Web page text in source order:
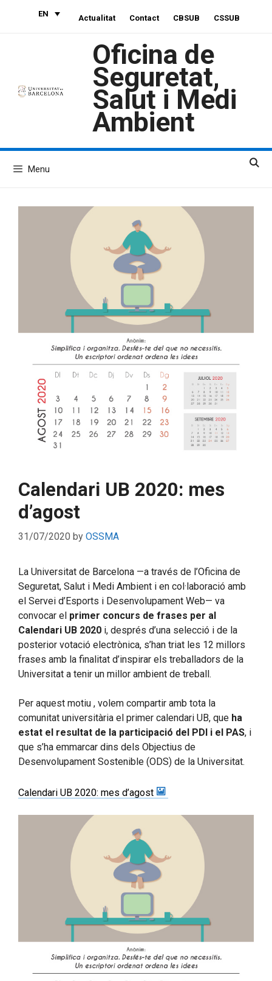
EN Actualitat Contact CBSUB CSSUB
Oficina de
Seguretat,
Salut i Medi
Ambient
Menu
Calendari UB 2020: mes
d’agost
31/07/2020 by OSSMA
La Universitat de Barcelona —a través de l’Oficina de
Seguretat, Salut i Medi Ambient i en col·laboració amb
el Servei d’Esports i Desenvolupament Web— va
convocar el primer concurs de frases per al
Calendari UB 2020 i, després d’una selecció i de la
posterior votació electrònica, s’han triat les 12 millors
frases amb la finalitat d’inspirar els treballadors de la
Universitat a tenir un millor ambient de treball.
Per aquest motiu , volem compartir amb tota la
comunitat universitària el primer calendari UB, que ha
estat el resultat de la participació del PDI i el PAS, i
que s’ha emmarcar dins dels Objectius de
Desenvolupament Sostenible (ODS) de la Universitat.
Calendari UB 2020: mes d’agost